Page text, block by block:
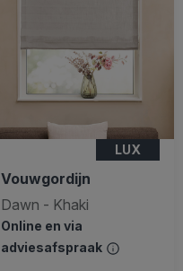
LUX
Vouwgordijn
Dawn - Khaki
Online en via
adviesafspraak